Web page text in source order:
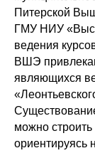
Питерской
ГМУ НИУ
ведения
ВШЭ
являющихся
можно
ориентируясь